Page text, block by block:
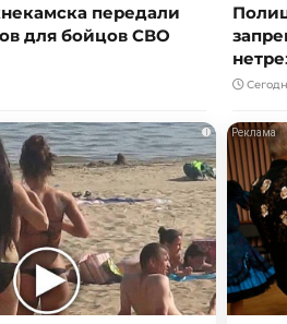
передали
для бойцов СВО
i